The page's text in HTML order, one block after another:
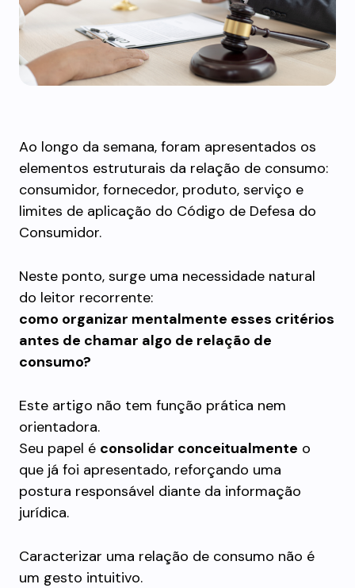
Ao longo da semana, foram apresentados os
elementos estruturais da relação de consumo:
consumidor, fornecedor, produto, serviço e
limites de aplicação do Código de Defesa do
Consumidor.
Neste ponto, surge uma necessidade natural
do leitor recorrente:
como organizar mentalmente esses critérios
antes de chamar algo de relação de
consumo?
Este artigo não tem função prática nem
orientadora.
Seu papel é consolidar conceitualmente o
que já foi apresentado, reforçando uma
postura responsável diante da informação
jurídica.
Caracterizar uma relação de consumo não é
um gesto intuitivo.